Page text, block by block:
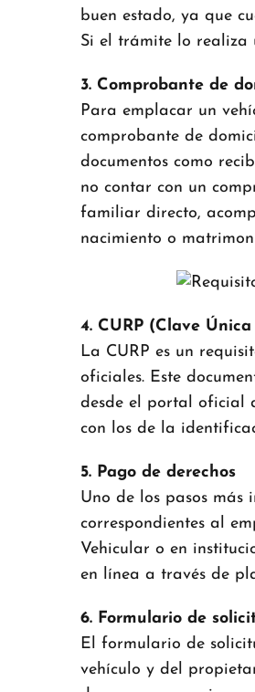
buen estado, ya que
Si el trámite lo realiza
3. Comprobante de
Para emplacar un
comprobante de
documentos como
no contar con un
familiar directo,
nacimiento o
4. CURP (Clave
La CURP es un
oficiales. Este
desde el portal oficial
con los de la
5. Pago de derechos
Uno de los pasos más
correspondientes al
Vehicular o en
en línea a través de
6. Formulario de
El formulario de
vehículo y del